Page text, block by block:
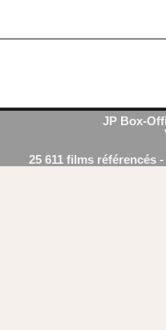
JP Box-
25 611 films référencés